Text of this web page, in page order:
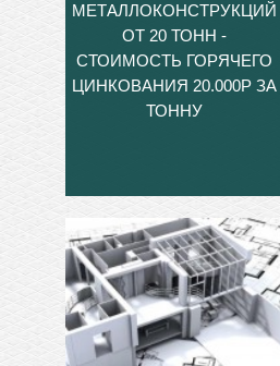
МЕТАЛЛОКОНСТРУКЦИЙ
ОТ 20 ТОНН -
СТОИМОСТЬ ГОРЯЧЕГО
ЦИНКОВАНИЯ 20.000Р ЗА
ТОННУ